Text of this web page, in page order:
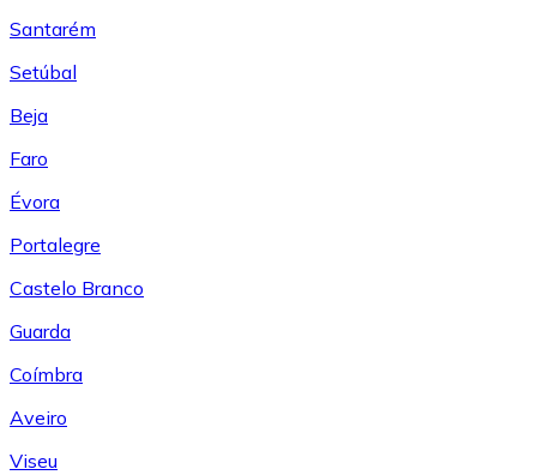
Santarém
Setúbal
Beja
Faro
Évora
Portalegre
Castelo Branco
Guarda
Coímbra
Aveiro
Viseu